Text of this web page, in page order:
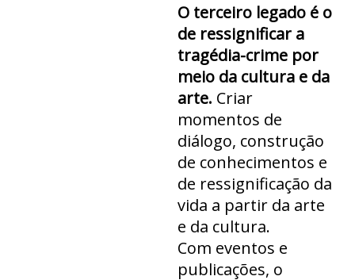
O terceiro legado é o
de ressignificar a
tragédia-crime por
meio da cultura e da
arte. Criar
momentos de
diálogo, construção
de conhecimentos e
de ressignificação da
vida a partir da arte
e da cultura.
Com eventos e
publicações, o